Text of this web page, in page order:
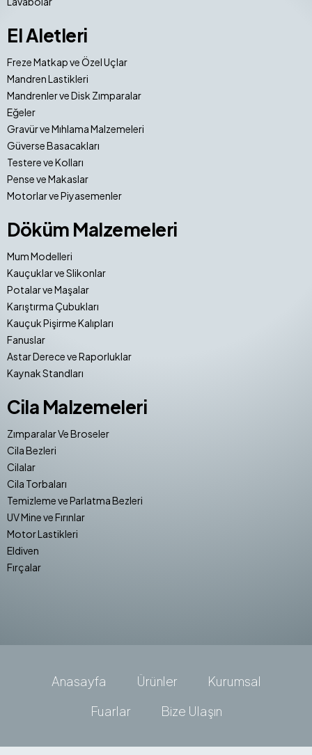
El Aletleri
Freze Matkap ve Özel Uçlar
Mandren Lastikleri
Mandrenler ve Disk Zımparalar
Eğeler
Gravür ve Mıhlama Malzemeleri
Güverse Basacakları
Testere ve Kolları
Pense ve Makaslar
Motorlar ve Piyasemenler
Döküm Malzemeleri
Mum Modelleri
Kauçuklar ve Slikonlar
Potalar ve Maşalar
Karıştırma Çubukları
Kauçuk Pişirme Kalıpları
Fanuslar
Astar Derece ve Raporluklar
Kaynak Standları
Cila Malzemeleri
Zımparalar Ve Broseler
Cila Bezleri
Cilalar
Cila Torbaları
Temizleme ve Parlatma Bezleri
UV Mine ve Fırınlar
Motor Lastikleri
Eldiven
Fırçalar
Anasayfa Ürünler
Kurumsal
Fuarlar
Bize Ulaşın